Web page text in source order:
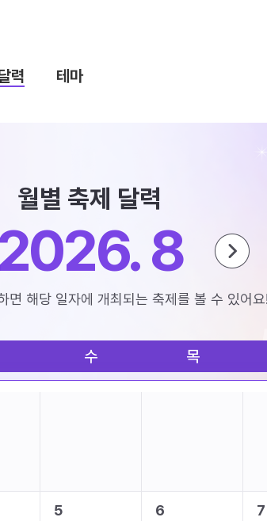
력 테마
월별 축제 달력
2026. 8
면 해당 일자에 개최되는 축제를 볼 수 있어
수 목
5 6 7